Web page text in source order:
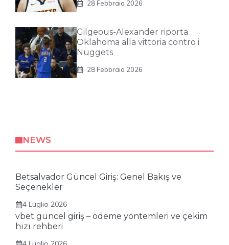
28 Febbraio 2026
Gilgeous-Alexander riporta
Oklahoma alla vittoria contro i
Nuggets
28 Febbraio 2026
NEWS
Betsalvador Güncel Giriş: Genel Bakış ve
Seçenekler
4 Luglio 2026
vbet güncel giriş – ödeme yöntemleri ve çekim
hızı rehberi